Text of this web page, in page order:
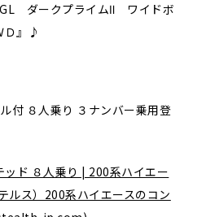
ダークプライムⅡ ワイドボ
』♪
付 ８人乗り ３ナンバー乗用登
ッド ８人乗り | 200系ハイエー
ルス）200系ハイエースのコン